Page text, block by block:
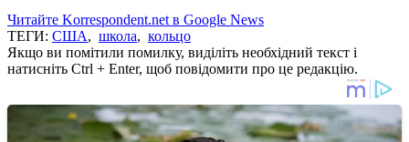
Читайте Korrespondent.net в Google News
ТЕГИ: США, школа, кольцо
Якщо ви помітили помилку, виділіть необхідний текст і
натисніть Ctrl + Enter, щоб повідомити про це редакцію.